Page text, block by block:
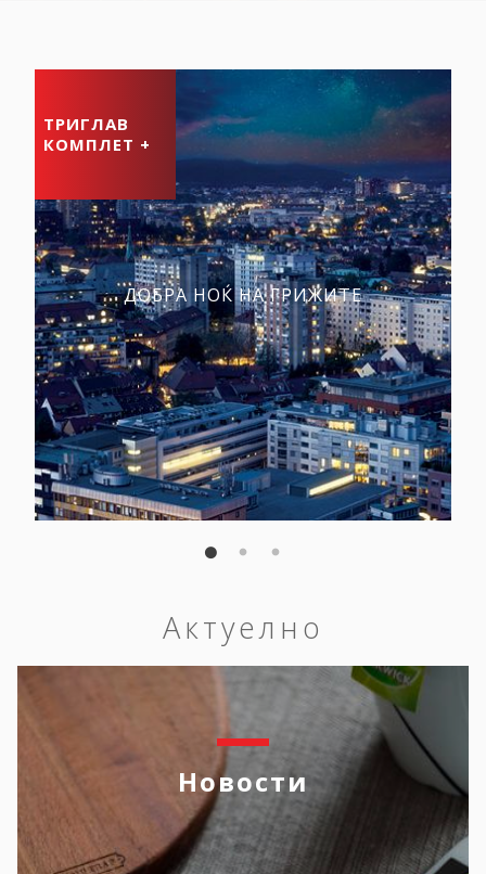
ТРИГЛАВ
КОМПЛЕТ +
ДОБРА НОЌ НА ГРИЖИТЕ
Актуелно
Новости